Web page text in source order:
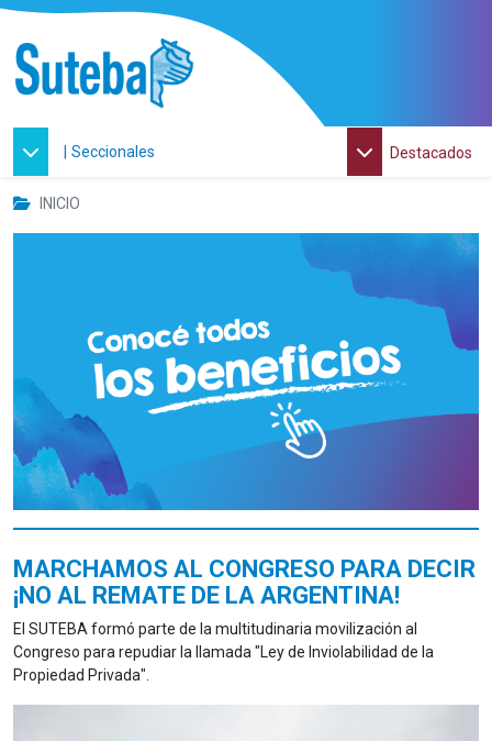
| Seccionales Destacados
INICIO
MARCHAMOS AL CONGRESO PARA DECIR
¡NO AL REMATE DE LA ARGENTINA!
El SUTEBA formó parte de la multitudinaria movilización al
Congreso para repudiar la llamada "Ley de Inviolabilidad de la
Propiedad Privada".